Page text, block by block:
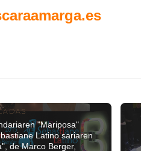
"Mariposa"
Latino sariaren
de Marco Berger,